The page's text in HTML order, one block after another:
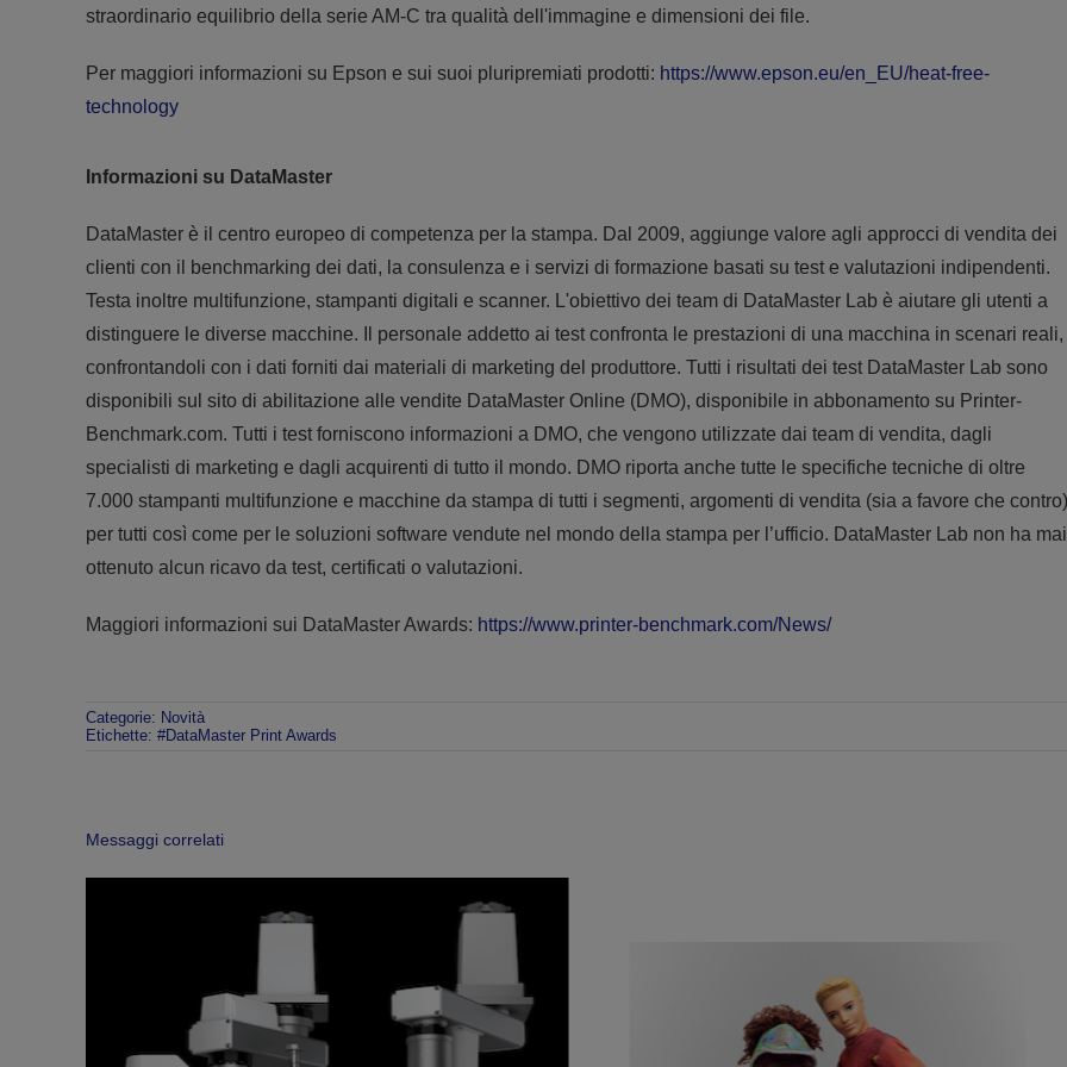
straordinario equilibrio della serie AM-C tra qualità dell'immagine e dimensioni dei file.
Per maggiori informazioni su Epson e sui suoi pluripremiati prodotti: https://www.epson.eu/en_EU/heat-free-
technology
Informazioni su DataMaster
DataMaster è il centro europeo di competenza per la stampa. Dal 2009, aggiunge valore agli approcci di vendita dei
clienti con il benchmarking dei dati, la consulenza e i servizi di formazione basati su test e valutazioni indipendenti.
Testa inoltre multifunzione, stampanti digitali e scanner. L'obiettivo dei team di DataMaster Lab è aiutare gli utenti a
distinguere le diverse macchine. Il personale addetto ai test confronta le prestazioni di una macchina in scenari reali,
confrontandoli con i dati forniti dai materiali di marketing del produttore. Tutti i risultati dei test DataMaster Lab sono
disponibili sul sito di abilitazione alle vendite DataMaster Online (DMO), disponibile in abbonamento su Printer-
Benchmark.com. Tutti i test forniscono informazioni a DMO, che vengono utilizzate dai team di vendita, dagli
specialisti di marketing e dagli acquirenti di tutto il mondo. DMO riporta anche tutte le specifiche tecniche di oltre
7.000 stampanti multifunzione e macchine da stampa di tutti i segmenti, argomenti di vendita (sia a favore che contro)
per tutti così come per le soluzioni software vendute nel mondo della stampa per l’ufficio. DataMaster Lab non ha mai
ottenuto alcun ricavo da test, certificati o valutazioni.
Maggiori informazioni sui DataMaster Awards: https://www.printer-benchmark.com/News/
Categorie: Novità
Etichette: #DataMaster Print Awards
Messaggi correlati